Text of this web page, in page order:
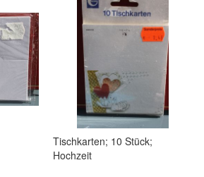
Tischkarten; 10 Stück;
Hochzeit